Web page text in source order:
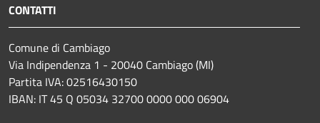
CONTATTI
Comune di Cambiago
Via Indipendenza 1 - 20040 Cambiago (MI)
Partita IVA: 02516430150
IBAN: IT 45 Q 05034 32700 0000 000 06904